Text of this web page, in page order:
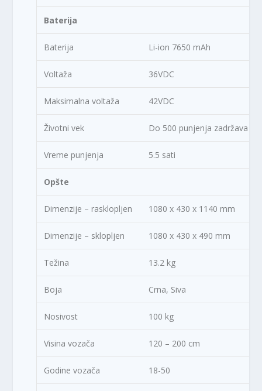
Baterija
Baterija Li-ion 7650 mAh
Voltaža 36VDC
Maksimalna voltaža 42VDC
Životni vek Do 500 punjenja zadržava
Vreme punjenja 5.5 sati
Opšte
Dimenzije – rasklopljen 1080 x 430 x 1140 mm
Dimenzije – sklopljen 1080 x 430 x 490 mm
Težina 13.2 kg
Boja Crna, Siva
Nosivost 100 kg
Visina vozača 120 – 200 cm
Godine vozača 18-50